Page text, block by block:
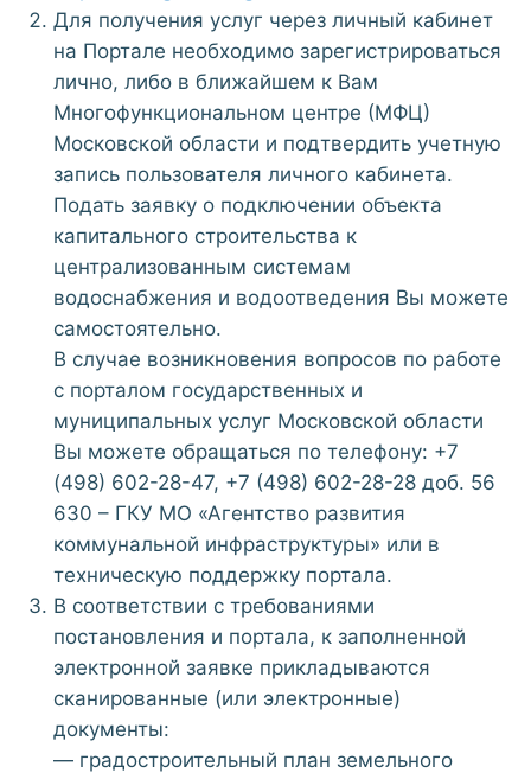
Для получения услуг через личный кабинет
на Портале необходимо зарегистрироваться
лично, либо в ближайшем к Вам
Многофункциональном центре (МФЦ)
Московской области и подтвердить учетную
запись пользователя личного кабинета.
Подать заявку о подключении объекта
капитального строительства к
централизованным системам
водоснабжения и водоотведения Вы можете
самостоятельно.
В случае возникновения вопросов по работе
с порталом государственных и
муниципальных услуг Московской области
Вы можете обращаться по телефону: +7
(498) 602-28-47, +7 (498) 602-28-28 доб. 56
630 – ГКУ МО «Агентство развития
коммунальной инфраструктуры» или в
техническую поддержку портала.
В соответствии с требованиями
постановления и портала, к заполненной
электронной заявке прикладываются
сканированные (или электронные)
документы:
— градостроительный план земельного